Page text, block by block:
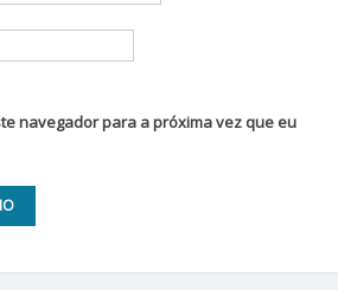
navegador para a próxima vez que eu